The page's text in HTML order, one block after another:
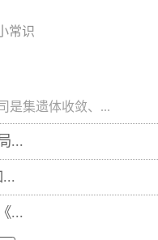
常识
是集遗体收敛、...
...
...